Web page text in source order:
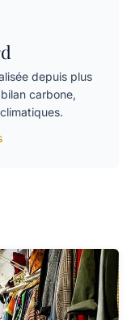
depuis plus
carbone,